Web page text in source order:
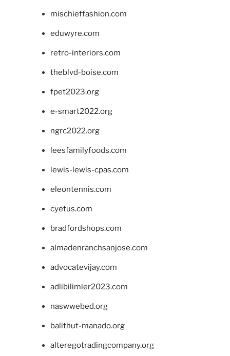
mischieffashion.com
eduwyre.com
retro-interiors.com
theblvd-boise.com
fpet2023.org
e-smart2022.org
ngrc2022.org
leesfamilyfoods.com
lewis-lewis-cpas.com
eleontennis.com
cyetus.com
bradfordshops.com
almadenranchsanjose.com
advocatevijay.com
adlibilimler2023.com
naswwebed.org
balithut-manado.org
alteregotradingcompany.org